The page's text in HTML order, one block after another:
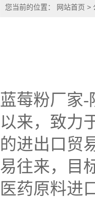
您当前的位置： 网站首页 >
蓝莓粉厂家
以来，致力
的进出口贸
易往来，目
医药原料进